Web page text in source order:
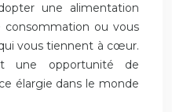
une alimentation
consommation ou vous
vous tiennent à cœur.
une opportunité de
élargie dans le monde